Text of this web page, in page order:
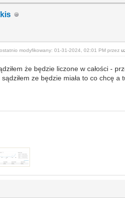
modyfikowany: 01-31-2024, 02:01 PM przez
że będzie liczone w całości -
ze będzie miała to co chcę a